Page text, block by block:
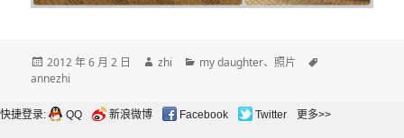
发
布
2012 年 6 月 2 日
作
zhi
分
my daughter、 照片
annezhi
快捷登录: QQ 新浪微博 Facebook Twitter 更多>>